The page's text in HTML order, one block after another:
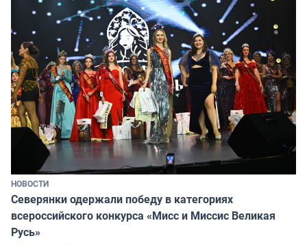
НОВОСТИ
Северянки одержали победу в категориях
всероссийского конкурса «Мисс и Миссис Великая
Русь»